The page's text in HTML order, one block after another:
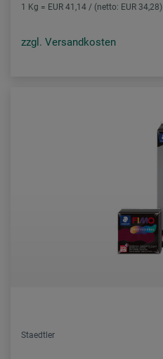
1 Kg = EUR 41,14 / (netto: EUR 34,28)
zzgl. Versandkosten
Staedtler